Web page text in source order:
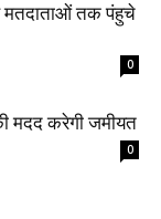
तक पंहुचे
0
मदद करेगी जमीयत
0